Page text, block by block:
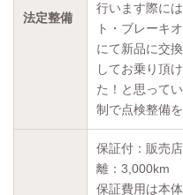
法定整備
行います際に
ト・ブレーキ
にて新品に交
してお乗り頂
た！と思って
制で点検整備
保証付：販売
離：3,000km
保証費用は本